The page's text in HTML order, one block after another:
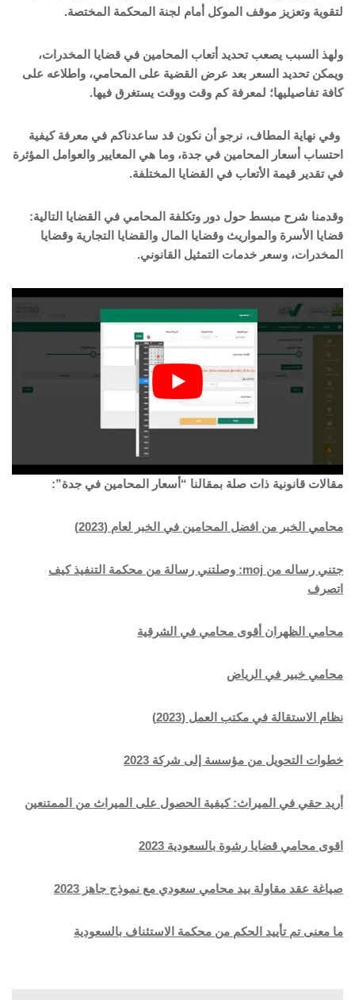
لتقوية وتعزيز موقف الموكل أمام لجنة المحكمة المختصة.
ولهذ السبب يصعب تحديد أتعاب المحامين في قضايا المخدرات،
ويمكن تحديد السعر بعد عرض القضية على المحامي، واطلاعه على
كافة تفاصيليها؛ لمعرفة كم وقت ووقت يستغرق فيها.
وفي نهاية المطاف، نرجو أن نكون قد ساعدناكم في معرفة كيفية
احتساب أسعار المحامين في جدة، وما هي المعايير والعوامل المؤثرة
في تقدير قيمة الأتعاب في القضايا المختلفة.
وقدمنا شرح مبسط حول دور وتكلفة المحامي في القضايا التالية:
قضايا الأسرة والمواريث وقضايا المال والقضايا التجارية وقضايا
المخدرات، وسعر خدمات التمثيل القانوني.
مقالات قانونية ذات صلة بمقالنا “أسعار المحامين في جدة”:
محامي الخبر من افضل المحامين في الخبر لعام (2023)
جتني رساله من moj: وصلتني رسالة من محكمة التنفيذ كيف
اتصرف
محامي الظهران أقوى محامي في الشرقية
محامي خبير في الرياض
نظام الاستقالة في مكتب العمل (2023)
خطوات التحويل من مؤسسة إلى شركة 2023
أريد حقي في الميراث: كيفية الحصول على الميراث من الممتنعين
اقوى محامي قضايا رشوة بالسعودية 2023
صياغة عقد مقاولة بيد محامي سعودي مع نموذج جاهز 2023
ما معنى تم تأييد الحكم من محكمة الاستئناف بالسعودية